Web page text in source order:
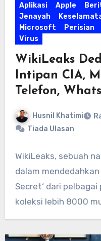
Aplikasi Apple
Jenayah
Microsoft
Perisian
Virus
WikiLeaks
Intipan CIA,
Telefon,
Husnil Khatimi
Tiada Ulasan
WikiLeaks, sebuah
dalam mendedahkan
Secret‘ dari
koleksi lebih 8000